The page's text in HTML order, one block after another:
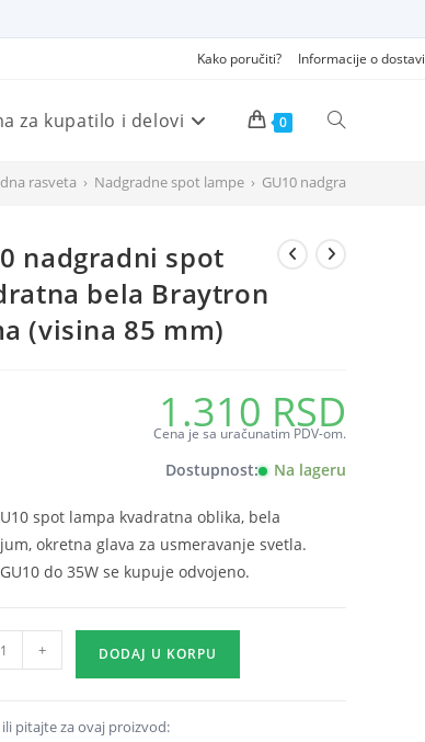
Kako poručiti? Informacije o dostavi
za kupatilo i delovi 0 Pretraži
rasveta › Nadgradne spot lampe › GU10 nadgradni spot
nadgradni spot
bela Braytron
(visina 85 mm)
1.310 RSD
Cena je sa uračunatim PDV-om.
Dostupnost: Na lageru
spot lampa kvadratna oblika, bela
okretna glava za usmeravanje svetla.
do 35W se kupuje odvojeno.
+ DODAJ U KORPU
pitajte za ovaj proizvod: